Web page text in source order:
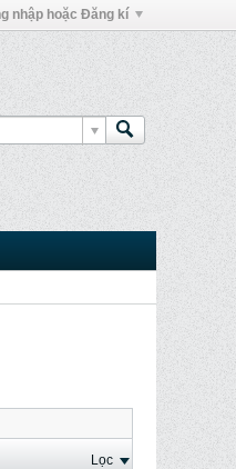
nhập hoặc Đăng kí
Lọc